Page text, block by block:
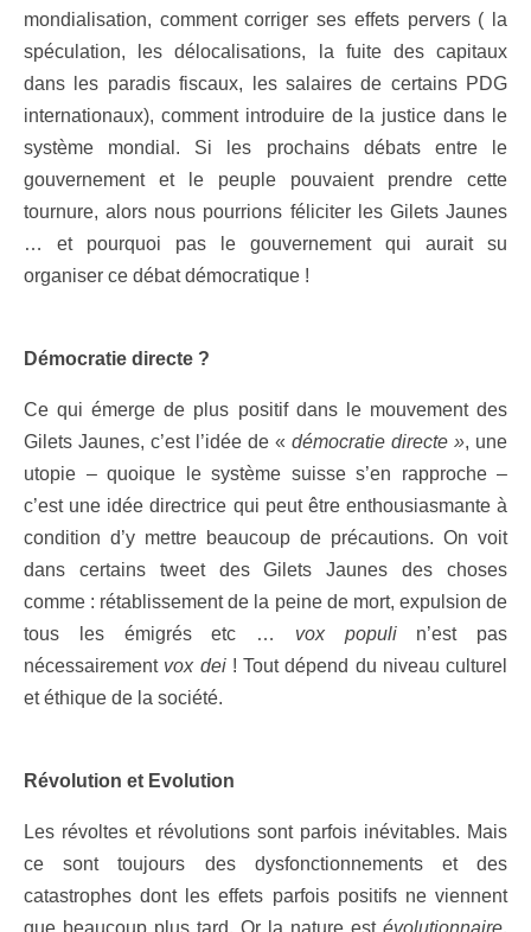
mondialisation, comment corriger ses effets pervers ( la
spéculation, les délocalisations, la fuite des capitaux
dans les paradis fiscaux, les salaires de certains PDG
internationaux), comment introduire de la justice dans le
système mondial. Si les prochains débats entre le
gouvernement et le peuple pouvaient prendre cette
tournure, alors nous pourrions féliciter les Gilets Jaunes
… et pourquoi pas le gouvernement qui aurait su
organiser ce débat démocratique !
Démocratie directe ?
Ce qui émerge de plus positif dans le mouvement des
Gilets Jaunes, c’est l’idée de « démocratie directe », une
utopie – quoique le système suisse s’en rapproche –
c’est une idée directrice qui peut être enthousiasmante à
condition d’y mettre beaucoup de précautions. On voit
dans certains tweet des Gilets Jaunes des choses
comme : rétablissement de la peine de mort, expulsion de
tous les émigrés etc …
vox populin’est pas
nécessairementvox dei ! Tout dépend du niveau culturel
et éthique de la société.
Révolution et Evolution
Les révoltes et révolutions sont parfois inévitables. Mais
ce sont toujours des dysfonctionnements et des
catastrophes dont les effets parfois positifs ne viennent
que beaucoup plus tard. Or la nature est évolutionnaire,